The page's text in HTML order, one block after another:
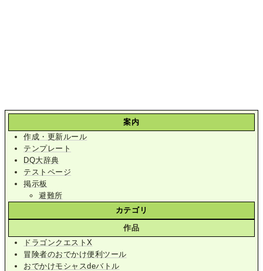
案内
作成・更新ルール
テンプレート
DQ大辞典
テストページ
掲示板
避難所
カテゴリ
作品
ドラゴンクエストX
冒険者のおでかけ便利ツール
おでかけモシャスdeバトル